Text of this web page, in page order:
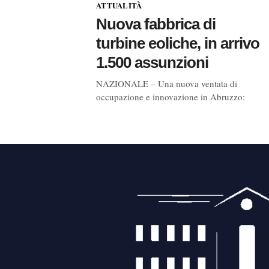
ATTUALITÀ
Nuova fabbrica di
turbine eoliche, in arrivo
1.500 assunzioni
NAZIONALE – Una nuova ventata di
occupazione e innovazione in Abruzzo: